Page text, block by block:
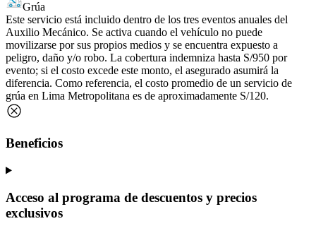
Grúa
Este servicio está incluido dentro de los tres eventos anuales del
Auxilio Mecánico. Se activa cuando el vehículo no puede
movilizarse por sus propios medios y se encuentra expuesto a
peligro, daño y/o robo. La cobertura indemniza hasta S/950 por
evento; si el costo excede este monto, el asegurado asumirá la
diferencia. Como referencia, el costo promedio de un servicio de
grúa en Lima Metropolitana es de aproximadamente S/120.
Beneficios
Acceso al programa de descuentos y precios
exclusivos